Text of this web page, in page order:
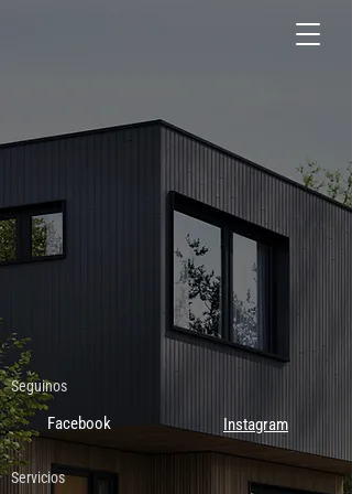
Seguinos
Facebook Instagram
Servicios